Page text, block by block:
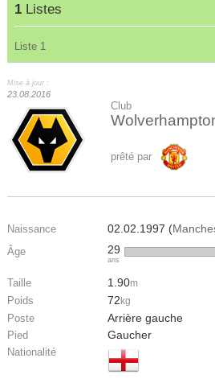
1 Listes
Liste 1
Mise à jour :
23.08.2016
Club
prêté par
Naissance 02.02.1997 (
Âge 29
ans
Taille 1.90m
Poids 72 kg
Poste Arrière gauche
Pied Gaucher
Nationalité